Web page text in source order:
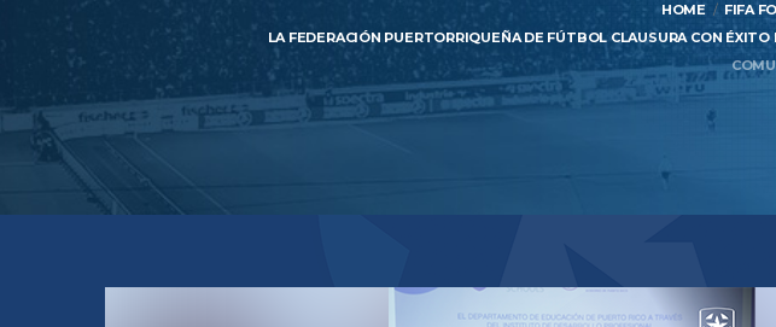
HOME
FIFA
LA FEDERACIÓN PUERTORRIQUEÑA DE FÚTBOL CLAUSURA CON